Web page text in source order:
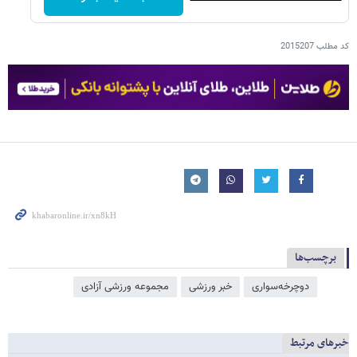
کد مطلب2015207
برچسب‌ها
دوچرخه‌سواری خبر ورزشی مجموعه ورزشی آزادی
خبرهای مرتبط